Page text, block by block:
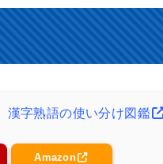
字熟語の使い分け図鑑
Amazon